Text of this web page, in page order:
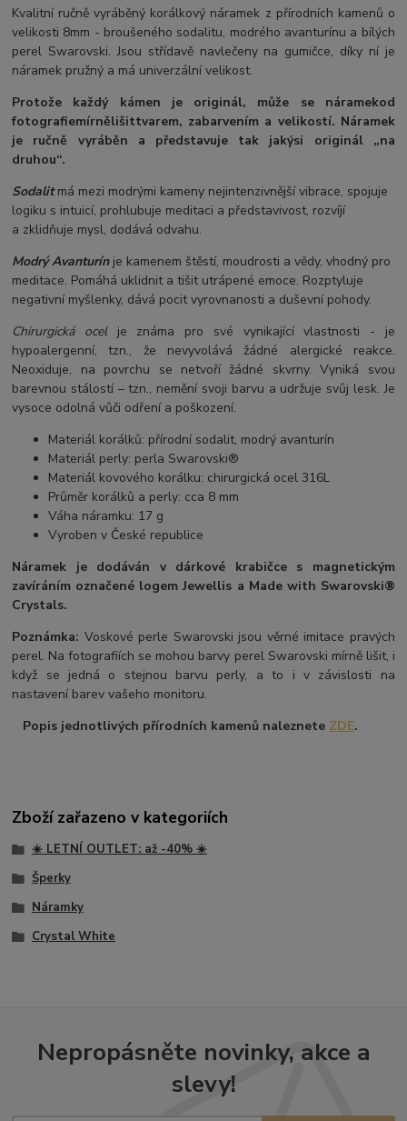
Kvalitní ručně vyráběný korálkový náramek z přírodních kamenů o
velikosti 8mm - broušeného sodalitu, modrého avanturínu a bílých
perel Swarovski. Jsou střídavě navlečeny na gumičce, díky ní je
náramek pružný a má univerzální velikost.
Protože každý kámen je originál, může se náramekod
fotografiemírnělišittvarem, zabarvením a velikostí. Náramek
je ručně vyráběn a představuje tak jakýsi originál „na
druhou“.
Sodalitmá mezi modrými kameny nejintenzivnější vibrace, spojuje
logiku s intuicí, prohlubuje meditaci a představivost, rozvíjí
a zklidňuje mysl, dodává odvahu.
Modrý Avanturínje kamenem štěstí, moudrosti a vědy, vhodný pro
meditace. Pomáhá uklidnit a tišit utrápené emoce. Rozptyluje
negativní myšlenky, dává pocit vyrovnanosti a duševní pohody.
Chirurgická ocelje známa pro své vynikající vlastnosti - je
hypoalergenní, tzn., že nevyvolává žádné alergické reakce.
Neoxiduje, na povrchu se netvoří žádné skvrny. Vyniká svou
barevnou stálostí – tzn., nemění svoji barvu a udržuje svůj lesk. Je
vysoce odolná vůči odření a poškození.
Materiál korálků: přírodní sodalit, modrý avanturín
Materiál perly: perla Swarovski®
Materiál kovového korálku: chirurgická ocel 316L
Průměr korálků a perly: cca 8 mm
Váha náramku: 17 g
Vyroben v České republice
Náramek je dodáván v dárkové krabičce s magnetickým
zavíráním označené logem Jewellis a Made with Swarovski®
Crystals.
Poznámka: Voskové perle Swarovski jsou věrné imitace pravých
perel. Na fotografiích se mohou barvy perel Swarovski mírně lišit, i
když se jedná o stejnou barvu perly, a to i v závislosti na
nastavení barev vašeho monitoru.
Popis jednotlivých přírodních kamenů naleznete ZDE.
Zboží zařazeno v kategoriích
☀️ LETNÍ OUTLET: až -40% ☀️
Šperky
Náramky
Crystal White
Nepropásněte novinky, akce a
slevy!